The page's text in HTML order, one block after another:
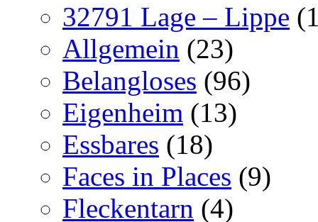
32791 Lage – Lippe
Allgemein (23)
Belangloses (96)
Eigenheim (13)
Essbares (18)
Faces in Places (9)
Fleckentarn (4)